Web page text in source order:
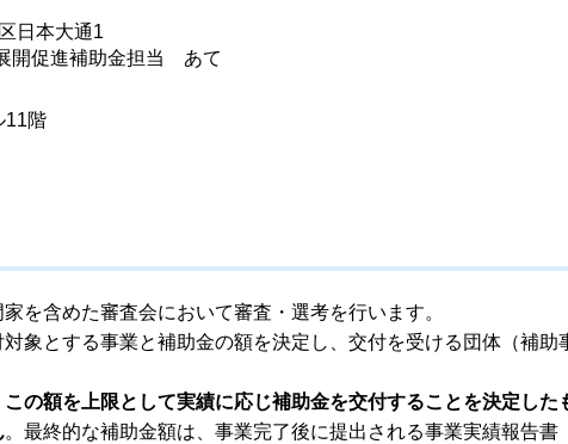
日本大通1
開促進補助金担当 あて
11階
を含めた審査会において審査・選考を行います。
象とする事業と補助金の額を決定し、交付を受ける団体（補助
この額を上限として実績に応じ補助金を交付することを決定した
。最終的な補助金額は、事業完了後に提出される事業実績報告書